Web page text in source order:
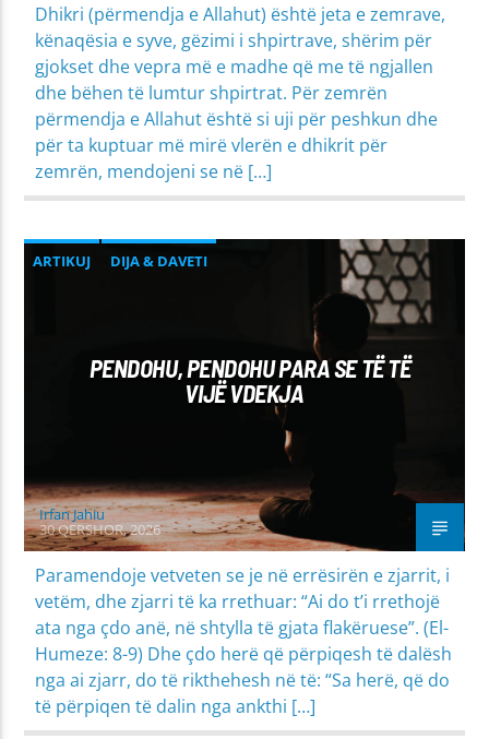
Dhikri (përmendja e Allahut) është jeta e zemrave,
kënaqësia e syve, gëzimi i shpirtrave, shërim për
gjokset dhe vepra më e madhe që me të ngjallen
dhe bëhen të lumtur shpirtrat. Për zemrën
përmendja e Allahut është si uji për peshkun dhe
për ta kuptuar më mirë vlerën e dhikrit për
zemrën, mendojeni se në […]
ARTIKUJ
DIJA & DAVETI
PENDOHU, PENDOHU PARA SE TË TË
VIJË VDEKJA
Irfan Jahiu
30 QERSHOR, 2026
Paramendoje vetveten se je në errësirën e zjarrit, i
vetëm, dhe zjarri të ka rrethuar: “Ai do t’i rrethojë
ata nga çdo anë, në shtylla të gjata flakëruese”. (El-
Humeze: 8-9) Dhe çdo herë që përpiqesh të dalësh
nga ai zjarr, do të rikthehesh në të: “Sa herë, që do
të përpiqen të dalin nga ankthi […]